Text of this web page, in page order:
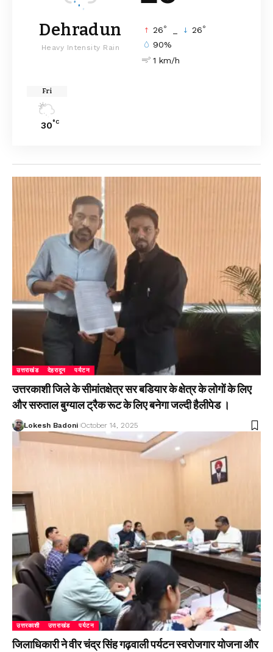
Dehradun
Heavy Intensity Rain
26° 26°
90%
1 km/h
Fri
30°C
उत्तराखंड देहरादून पर्यटन
उत्तरकाशी जिले के सीमांतक्षेत्र सर बडियार के क्षेत्र के लोगों के लिए
और सरुताल बुग्याल ट्रैक रूट के लिए बनेगा जल्दी हैलीपेड ।
Lokesh Badoni October 14, 2025
उत्तरकाशी उत्तराखंड पर्यटन
जिलाधिकारी ने वीर चंद्र सिंह गढ़वाली पर्यटन स्वरोजगार योजना और